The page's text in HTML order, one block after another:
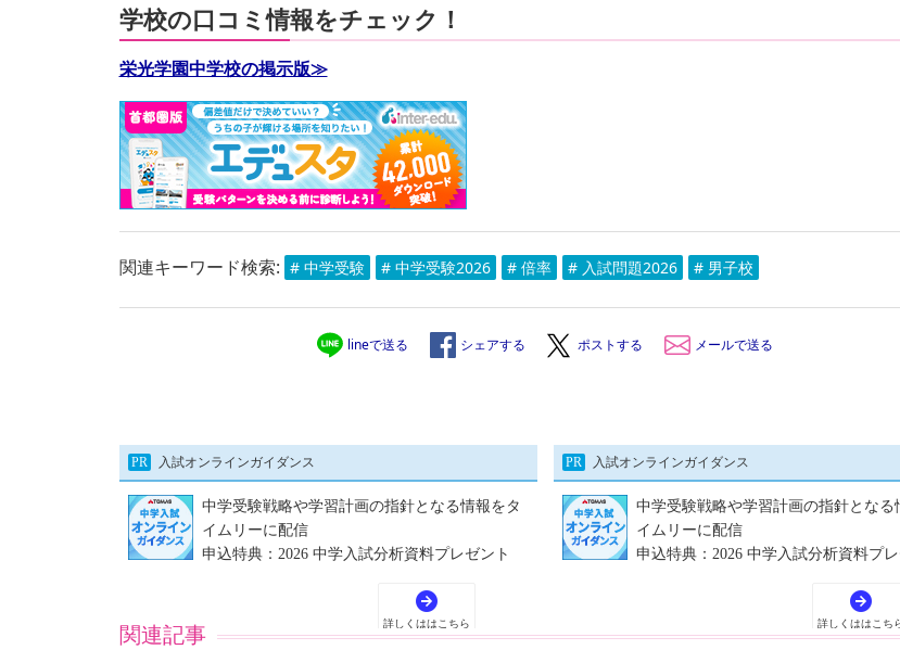
学校の口コミ情報をチェック！
栄光学園中学校の掲示版≫
関連キーワード検索: # 中学受験 # 中学受験2026 # 倍率 # 入試問題2026 # 男子校
lineで送る シェアする ポストする メールで送る
関連記事